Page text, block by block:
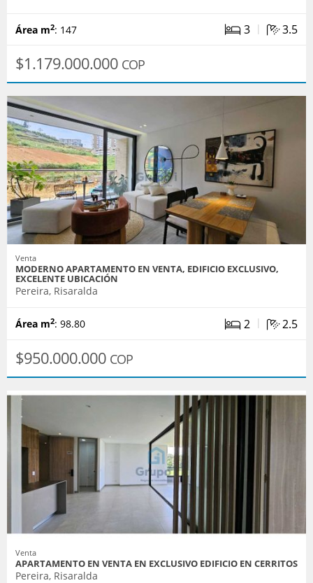
Área m2: 147 3 | 3.5
$1.179.000.000 COP
Venta
MODERNO APARTAMENTO EN VENTA, EDIFICIO EXCLUSIVO,
EXCELENTE UBICACIÓN
Pereira, Risaralda
Área m2: 98.80 2 | 2.5
$950.000.000 COP
Venta
APARTAMENTO EN VENTA EN EXCLUSIVO EDIFICIO EN CERRITOS
Pereira, Risaralda